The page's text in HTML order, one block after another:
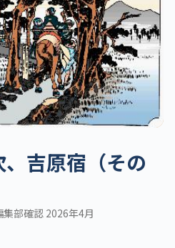
吉原宿（その
集部確認 2026年4月